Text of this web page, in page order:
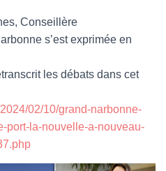
Conseillère
s’est exprimée en
les débats dans cet
02/10/grand-narbonne-
port-la-nouvelle-a-nouveau-